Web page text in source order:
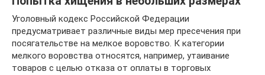
Уголовный кодекс Российской Федерации
предусматривает различные виды мер пресечения при
посягательстве на мелкое воровство. К категории
мелкого воровства относятся, например, утаивание
товаров с целью отказа от оплаты в торговых